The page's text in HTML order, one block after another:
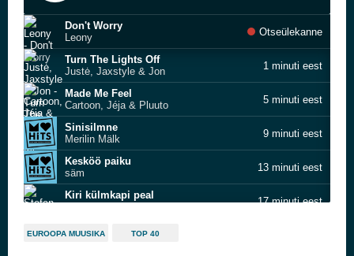
Don't Worry
Leony
Otseülekanne
Turn The Lights Off
Justė, Jaxstyle & Jon
1 minuti eest
Made Me Feel
Cartoon, Jéja & Pluuto
5 minuti eest
Sinisilmne
Merilin Mälk
9 minuti eest
Kesköö paiku
säm
13 minuti eest
Kiri külmkapi peal
17 minuti eest
Ngoma
EUROOPA MUUSIKA TOP 40